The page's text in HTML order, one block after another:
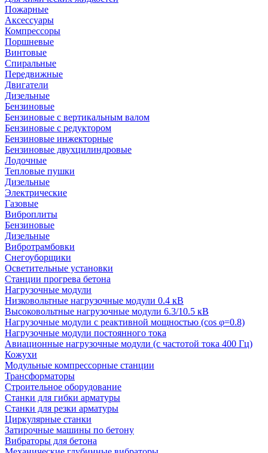
Пожарные
Аксессуары
Компрессоры
Поршневые
Винтовые
Спиральные
Передвижные
Двигатели
Дизельные
Бензиновые
Бензиновые с вертикальным валом
Бензиновые с редуктором
Бензиновые инжекторные
Бензиновые двухцилиндровые
Лодочные
Тепловые пушки
Дизельные
Электрические
Газовые
Виброплиты
Бензиновые
Дизельные
Вибротрамбовки
Снегоуборщики
Осветительные установки
Станции прогрева бетона
Нагрузочные модули
Низковольтные нагрузочные модули 0.4 кВ
Высоковольтные нагрузочные модули 6.3/10.5 кВ
Нагрузочные модули с реактивной мощностью (cos φ=0.8)
Нагрузочные модули постоянного тока
Авиационные нагрузочные модули (с частотой тока 400 Гц)
Кожухи
Модульные компрессорные станции
Трансформаторы
Строительное оборудование
Станки для гибки арматуры
Станки для резки арматуры
Циркулярные станки
Затирочные машины по бетону
Вибраторы для бетона